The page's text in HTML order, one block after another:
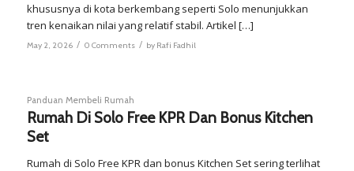
khususnya di kota berkembang seperti Solo menunjukkan
tren kenaikan nilai yang relatif stabil. Artikel […]
May 2, 2026 / 0 Comments / by Rafi Fadhil
Panduan Membeli Rumah
Rumah Di Solo Free KPR Dan Bonus Kitchen
Set
Rumah di Solo Free KPR dan bonus Kitchen Set sering terlihat